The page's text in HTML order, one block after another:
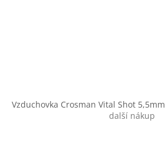
Vzduchovka Crosman Vital Shot 5,5mm
další nákup